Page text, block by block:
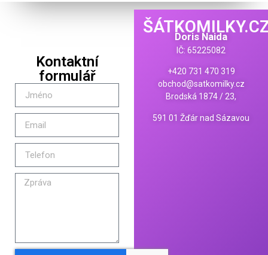
Kontaktní
formulář
Doris Naida
IČ: 65225082
+420 731 470 319
obchod@satkomilky.cz
Brodská 1874 / 23,
591 01 Žďár nad Sázavou